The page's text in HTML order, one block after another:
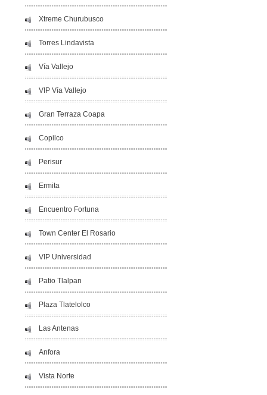
Xtreme Churubusco
Torres Lindavista
Vía Vallejo
VIP Vía Vallejo
Gran Terraza Coapa
Copilco
Perisur
Ermita
Encuentro Fortuna
Town Center El Rosario
VIP Universidad
Patio Tlalpan
Plaza Tlatelolco
Las Antenas
Anfora
Vista Norte